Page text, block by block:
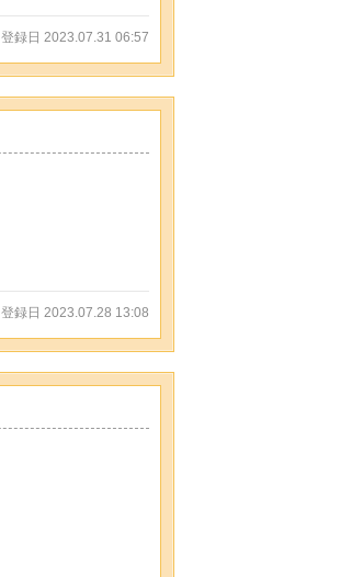
登録日 2023.07.31 06:57
登録日 2023.07.28 13:08